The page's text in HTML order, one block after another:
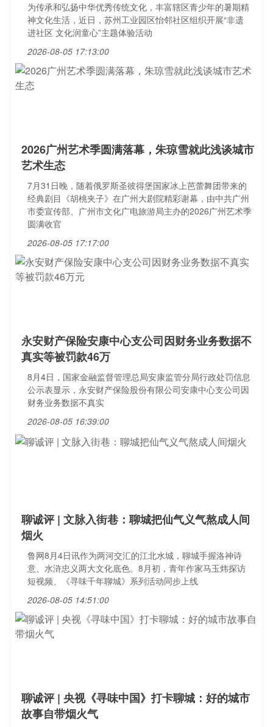
为传承和弘扬中华优秀传统文化，丰富辖区青少年的暑期精
神文化生活，近日，苏州工业园区怡邻社区组织开展“非遗
进社区 文化润童心”主题体验活动
2026-08-05 17:13:00
2026广州艺术季圆满落幕，朱琼雪就此浅谈城市
艺术生态
7月31日晚，随着俄罗斯圣彼得堡国家冰上芭蕾舞团带来的
经典剧目《胡桃夹子》在广州大剧院精彩谢幕，由中共广州
市委宣传部、广州市文化广电旅游局主办的2026广州艺术季
圆满收官
2026-08-05 17:17:00
永安财产保险安康中心支公司因财务业务数据不
真实等被罚款46万
8月4日，国家金融监督管理总局安康监管分局行政处罚信息
公示表显示，永安财产保险股份有限公司安康中心支公司因
财务业务数据不真实
2026-08-05 16:39:00
聊诚评 | 文脉入街巷：聊城把仙气义气熬成人间
烟火
鲁网8月4日讯作为两河交汇的江北水城，聊城手握洛神诗
意、水浒忠义两大文化底色。8月初，青年作家马玉炜探访
短视频、《寻味千年聊城》系列活动同步上线
2026-08-05 14:51:00
聊诚评 | 央视《寻味中国》打卡聊城：好的城市
故事自带烟火气